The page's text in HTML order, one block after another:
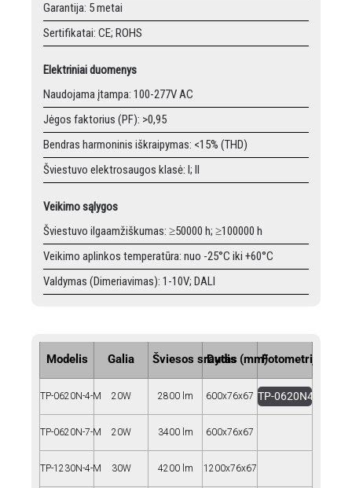
Garantija: 5 metai
Sertifikatai: CE; ROHS
Elektriniai duomenys
Naudojama įtampa: 100-277V AC
Jėgos faktorius (PF): >0,95
Bendras harmoninis iškraipymas: <15% (THD)
Šviestuvo elektrosaugos klasė: I; II
Veikimo sąlygos
Šviestuvo ilgaamžiškumas: ≥50000 h; ≥100000 h
Veikimo aplinkos temperatūra: nuo -25°C iki +60°C
Valdymas (Dimeriavimas): 1-10V; DALI
Modelis Galia Šviesos srautasDydis (mm)Fotometrija
TP-0620N-4-M 20W 2800 lm 600x76x67 TP-0620N4-M.IES
TP-0620N-7-M 20W 3400 lm 600x76x67
TP-1230N-4-M 30W 4200 lm 1200x76x67